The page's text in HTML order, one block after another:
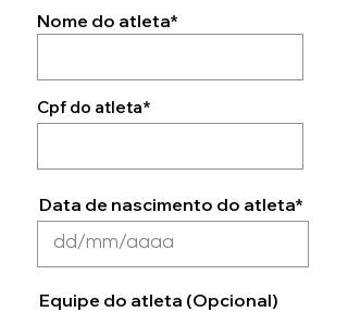
Nome do atleta*
Cpf do atleta*
Data de nascimento do atleta*
Equipe do atleta (Opcional)